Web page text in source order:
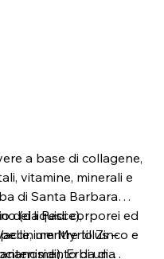
a base di collagene,
vitamine, minerali e
di Santa Barbara
dei liquidi corporei ed
mentre lo Zinco e
di una
(da Pesce),
Myrtillus –
Erba di